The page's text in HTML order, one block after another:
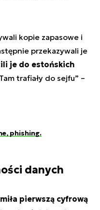
kopie zapasowe i
przekazywali je
je do estońskich
trafiały do sejfu” –
phishing.
danych
pierwszą cyfrową